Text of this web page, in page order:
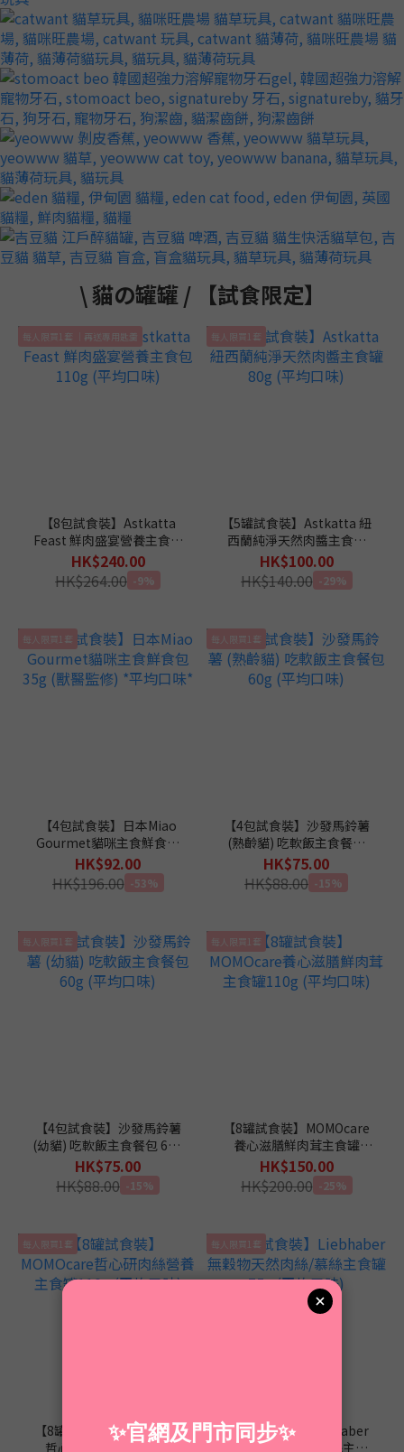
\ 貓の罐罐 / 【試食限定】
每人限買1套 ｜再送專用匙羹
【8包試食裝】Astkatta
Feast 鮮肉盛宴營養主食包
110g (平均口味)
HK$240.00
HK$264.00 -9%
每人限買1套
【5罐試食裝】Astkatta 紐
西蘭純淨天然肉醬主食罐
80g (平均口味)
HK$100.00
HK$140.00 -29%
每人限買1套
【4包試食裝】日本Miao
Gourmet貓咪主食鮮食包
35g (獸醫監修) *平均口味*
HK$92.00
HK$196.00 -53%
每人限買1套
【4包試食裝】沙發馬鈴薯
(熟齡貓) 吃軟飯主食餐包
60g (平均口味)
HK$75.00
HK$88.00 -15%
每人限買1套
【4包試食裝】沙發馬鈴薯
(幼貓) 吃軟飯主食餐包 60g
(平均口味)
HK$75.00
HK$88.00 -15%
每人限買1套
【8罐試食裝】MOMOcare
養心滋膳鮮肉茸主食罐
110g (平均口味)
HK$150.00
HK$200.00 -25%
每人限買1套
【8罐試食裝】MOMOcare
哲心研肉絲營養主食罐
每人限買1套
【9罐試食裝】Liebhaber
無穀物天然肉絲/慕絲主食